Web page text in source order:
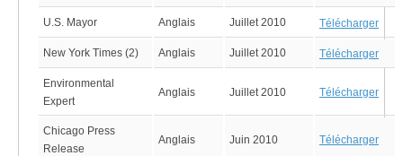
U.S. Mayor Anglais Juillet 2010 Télécharger
New York Times (2) Anglais Juillet 2010 Télécharger
Environmental
Expert
Anglais Juillet 2010 Télécharger
Chicago Press
Release
Anglais Juin 2010 Télécharger